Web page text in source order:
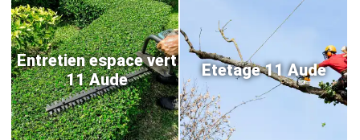
Entretien espace vert
11 Aude
Etetage 11 Aude